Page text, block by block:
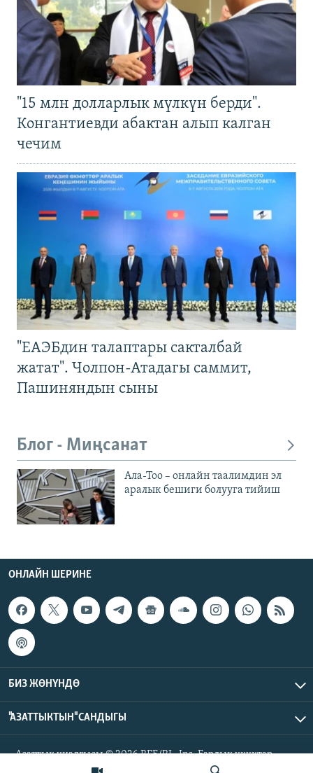
"15 млн долларлык мүлкүн берди".
Конгантиевди абактан алып калган
чечим
"ЕАЭБдин талаптары сакталбай
жатат". Чолпон-Атадагы саммит,
Пашиняндын сыны
Блог - Миңсанат
Ала-Тоо – онлайн таалимдин эл
аралык бешиги болууга тийиш
ОНЛАЙН ШЕРИНЕ
БИЗ ЖӨНҮНДӨ
"АЗАТТЫКТЫН" САНДЫГЫ
Азаттык үналгысы © 2026 RFE/RL, Inc. Бардык укуктар